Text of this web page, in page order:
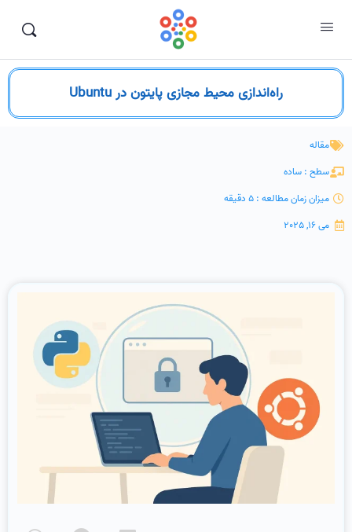
راه‌اندازی محیط مجازی پایتون در Ubuntu
مقاله
سطح : ساده
میزان زمان مطالعه : 5 دقیقه
می 16, 2025